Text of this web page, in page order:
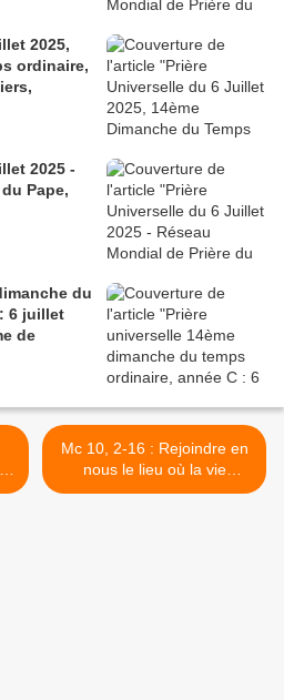
ordinaire,
2025 -
Pape,
du
6 juillet
de
Mc 10, 2-16 : Rejoindre en
nous le lieu où la vie
s’engendre >